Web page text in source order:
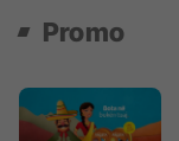
Promo